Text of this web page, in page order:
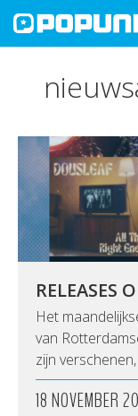
RELEASES
Het
van
zijn
18 NOVEMBER